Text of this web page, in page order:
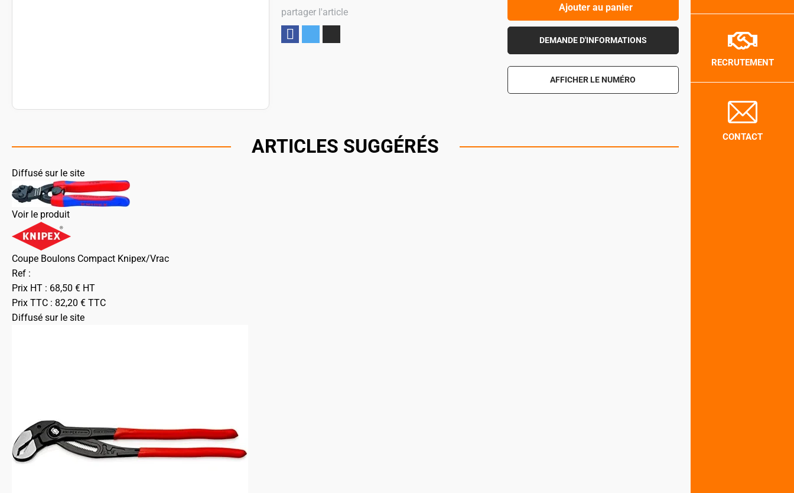
partager l'article
Ajouter au panier
DEMANDE D'INFORMATIONS
AFFICHER LE NUMÉRO
ARTICLES SUGGÉRÉS
Diffusé sur le site
Voir le produit
Coupe Boulons Compact Knipex/Vrac
Ref :
Prix HT : 68,50 € HT
Prix TTC : 82,20 € TTC
Diffusé sur le site
RECRUTEMENT
CONTACT